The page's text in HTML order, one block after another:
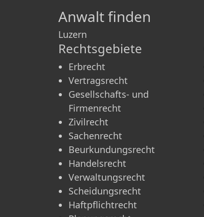
Anwalt finden
Luzern
Rechtsgebiete
Erbrecht
Vertragsrecht
Gesellschafts- und
Firmenrecht
Zivilrecht
Sachenrecht
Beurkundungsrecht
Handelsrecht
Verwaltungsrecht
Scheidungsrecht
Haftpflichtrecht